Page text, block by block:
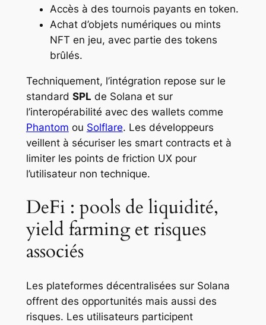
Accès à des tournois payants en token.
Achat d’objets numériques ou mints
NFT en jeu, avec partie des tokens
brûlés.
Techniquement, l’intégration repose sur le
standard SPL de Solana et sur
l’interopérabilité avec des wallets comme
Phantom ou Solflare. Les développeurs
veillent à sécuriser les smart contracts et à
limiter les points de friction UX pour
l’utilisateur non technique.
DeFi : pools de liquidité,
yield farming et risques
associés
Les plateformes décentralisées sur Solana
offrent des opportunités mais aussi des
risques. Les utilisateurs participent